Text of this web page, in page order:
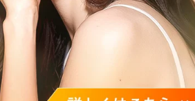
め
様へのアンケートの送受信及びこれに